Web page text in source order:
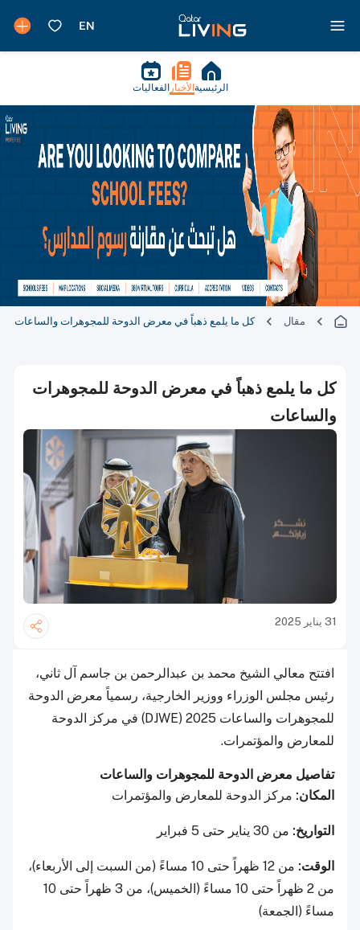
الرئيسية الأخبار الفعاليات
مقال كل ما يلمع ذهباً في معرض الدوحة للمجوهرات والساعات
كل ما يلمع ذهباً في معرض الدوحة للمجوهرات
والساعات
31 يناير 2025
افتتح معالي الشيخ محمد بن عبدالرحمن بن جاسم آل ثاني،
رئيس مجلس الوزراء ووزير الخارجية، رسمياً معرض الدوحة
للمجوهرات والساعات 2025 (DJWE) في مركز الدوحة
للمعارض والمؤتمرات.
تفاصيل معرض الدوحة للمجوهرات والساعات
المكان: مركز الدوحة للمعارض والمؤتمرات
التواريخ: من 30 يناير حتى 5 فبراير
الوقت:
من 12 ظهراً حتى 10 مساءً (من السبت إلى الأربعاء)،
من 2 ظهراً حتى 10 مساءً (الخميس)، من 3 ظهراً حتى 10
مساءً (الجمعة)